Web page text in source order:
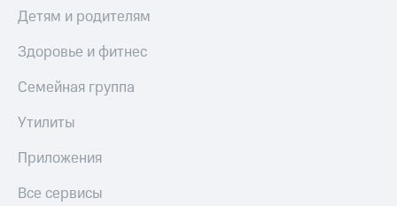
Детям и родителям
Здоровье и фитнес
Семейная группа
Утилиты
Приложения
Все сервисы